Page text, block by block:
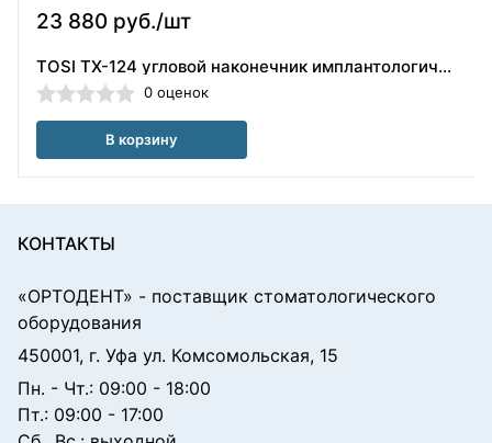
23 880 руб./шт
TOSI ТХ-124 угловой наконечник имплантологический с фиброоптикой, 20:1 Tosi Foshan
0 оценок
В корзину
КОНТАКТЫ
«ОРТОДЕНТ» - поставщик стоматологического
оборудования
450001, г. Уфа ул. Комсомольская, 15
Пн. - Чт.: 09:00 - 18:00
Пт.: 09:00 - 17:00